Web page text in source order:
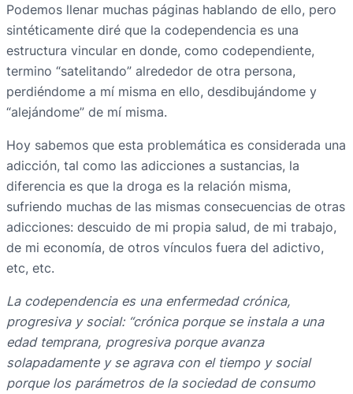
Podemos llenar muchas páginas hablando de ello, pero
sintéticamente diré que la codependencia es una
estructura vincular en donde, como codependiente,
termino “satelitando” alrededor de otra persona,
perdiéndome a mí misma en ello, desdibujándome y
“alejándome” de mí misma.
Hoy sabemos que esta problemática es considerada una
adicción, tal como las adicciones a sustancias, la
diferencia es que la droga es la relación misma,
sufriendo muchas de las mismas consecuencias de otras
adicciones: descuido de mi propia salud, de mi trabajo,
de mi economía, de otros vínculos fuera del adictivo,
etc, etc.
La codependencia es una enfermedad crónica,
progresiva y social: “crónica porque se instala a una
edad temprana, progresiva porque avanza
solapadamente y se agrava con el tiempo y social
porque los parámetros de la sociedad de consumo